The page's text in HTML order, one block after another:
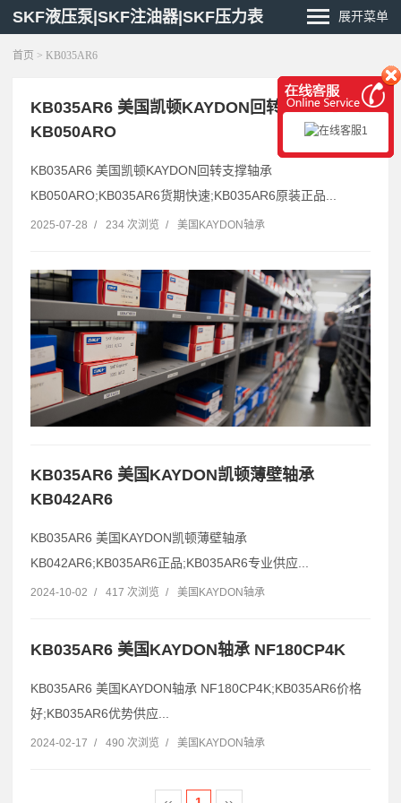
SKF液压泵|SKF注油器|SKF压力表 展开菜单
首页 > KB035AR6
KB035AR6 美国凯顿KAYDON回转支撑轴承
KB050ARO
KB035AR6 美国凯顿KAYDON回转支撑轴承
KB050ARO;KB035AR6货期快速;KB035AR6原装正品...
2025-07-28 / 234 次浏览 / 美国KAYDON轴承
KB035AR6 美国KAYDON凯顿薄壁轴承
KB042AR6
KB035AR6 美国KAYDON凯顿薄壁轴承
KB042AR6;KB035AR6正品;KB035AR6专业供应...
2024-10-02 / 417 次浏览 / 美国KAYDON轴承
KB035AR6 美国KAYDON轴承 NF180CP4K
KB035AR6 美国KAYDON轴承 NF180CP4K;KB035AR6价格
好;KB035AR6优势供应...
2024-02-17 / 490 次浏览 / 美国KAYDON轴承